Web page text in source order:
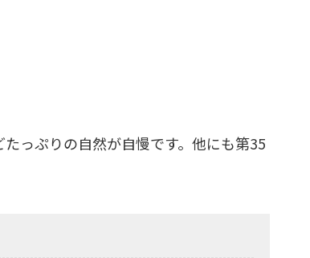
っぷりの自然が自慢です。他にも第35